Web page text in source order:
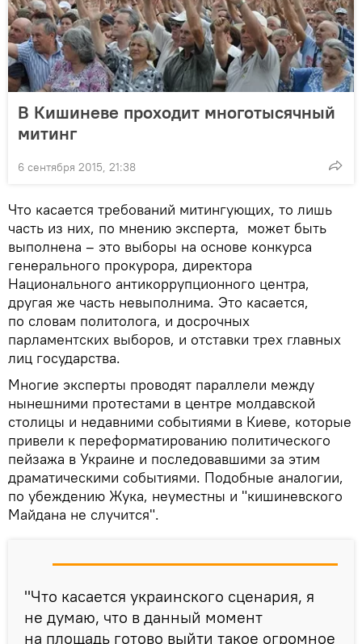
В Кишиневе проходит многотысячный
митинг
6 сентября 2015, 21:38
Что касается требований митингующих, то лишь
часть из них, по мнению эксперта, может быть
выполнена – это выборы на основе конкурса
генерального прокурора, директора
Национального антикоррупционного центра,
другая же часть невыполнима. Это касается,
по словам политолога, и досрочных
парламентских выборов, и отставки трех главных
лиц государства.
Многие эксперты проводят параллели между
нынешними протестами в центре молдавской
столицы и недавними событиями в Киеве, которые
привели к переформатированию политического
пейзажа в Украине и последовавшими за этим
драматическими событиями. Подобные аналогии,
по убеждению Жука, неуместны и "кишиневского
Майдана не случится".
"Что касается украинского сценария, я
не думаю, что в данный момент
на площадь готово выйти такое огромное